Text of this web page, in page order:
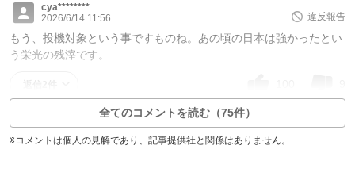
cya********
2026/6/14 11:56
違反報告
もう、投機対象という事ですものね。あの頃の日本は強かったとい
う栄光の残滓です。
全てのコメントを読む（75件）
※コメントは個人の見解であり、記事提供社と関係はありません。